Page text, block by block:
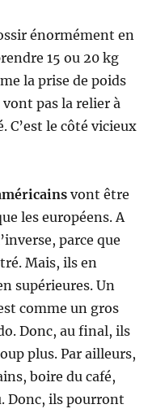
énormément en
15 ou 20 kg
la prise de poids
pas la relier à
C’est le côté vicieux
vont être
les européens. A
parce que
Mais, ils en
supérieures. Un
comme un gros
Donc, au final, ils
plus. Par ailleurs,
boire du café,
Donc, ils pourront